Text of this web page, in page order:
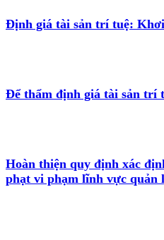
Định giá tài sản trí tuệ:
Để thẩm định giá tài sản trí
Hoàn thiện quy định xác
phạt vi phạm lĩnh vực quản